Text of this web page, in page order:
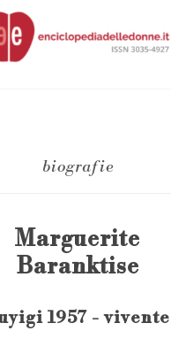
biografie
Marguerite
Baranktise
1957 - vivente